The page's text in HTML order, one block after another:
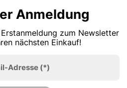
Anmeldung
zum Newsletter
nächsten Einkauf!
Adresse (*)